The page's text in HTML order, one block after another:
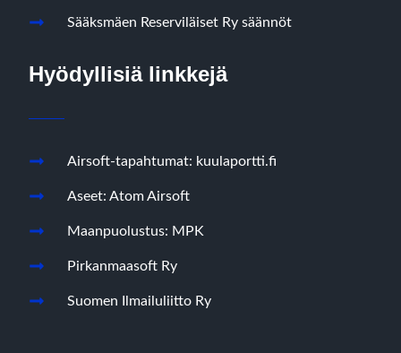
Sääksmäen Reserviläiset Ry säännöt
Hyödyllisiä linkkejä
Airsoft-tapahtumat: kuulaportti.fi
Aseet: Atom Airsoft
Maanpuolustus: MPK
Pirkanmaasoft Ry
Suomen Ilmailuliitto Ry